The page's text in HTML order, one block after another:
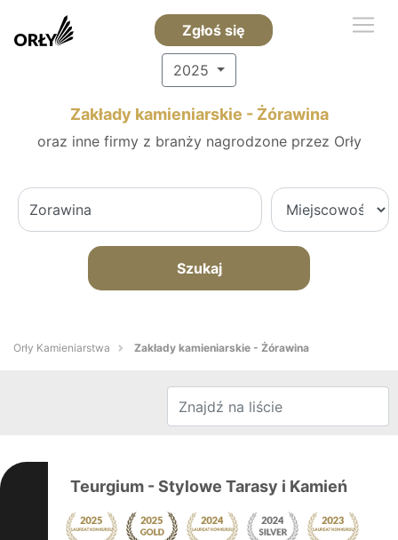
Zgłoś się
2025
Zakłady kamieniarskie - Żórawina
oraz inne firmy z branży nagrodzone przez Orły
Szukaj
Orły Kamieniarstwa Zakłady kamieniarskie - Żórawina
Teurgium - Stylowe Tarasy i Kamień